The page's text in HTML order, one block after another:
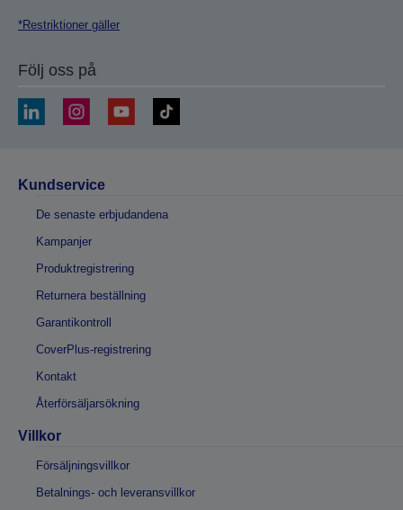
*Restriktioner gäller
Följ oss på
Kundservice
De senaste erbjudandena
Kampanjer
Produktregistrering
Returnera beställning
Garantikontroll
CoverPlus-registrering
Kontakt
Återförsäljarsökning
Villkor
Försäljningsvillkor
Betalnings- och leveransvillkor